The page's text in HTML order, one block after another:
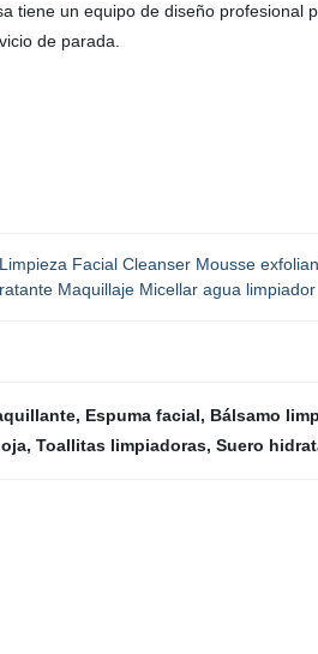
tiene un equipo de diseño profesional
de parada.
Facial Cleanser Mousse
Maquillaje Micellar agua limpiador
, Espuma facial, Bálsamo
, Toallitas limpiadoras, Suero